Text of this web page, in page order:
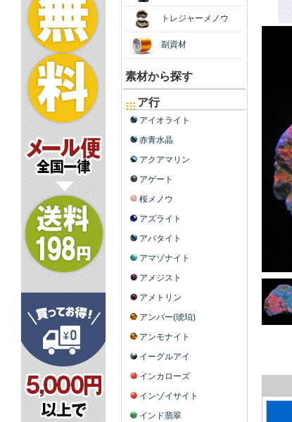
トレジャーメノウ
副資材
素材から探す
ア行
アイオライト
赤青水晶
アクアマリン
アゲート
桜メノウ
アズライト
アパタイト
アマゾナイト
アメジスト
アメトリン
アンバー(琥珀)
アンモナイト
イーグルアイ
インカローズ
インゾイサイト
インド翡翠